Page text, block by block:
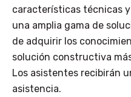
características técnicas
una amplia gama de
de adquirir los
solución constructiva
Los asistentes recibirán
asistencia.